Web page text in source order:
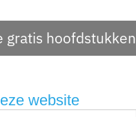
gratis hoofdstukken
website